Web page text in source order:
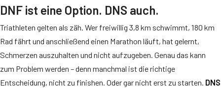
DNF ist eine Option. DNS auch.
Triathleten gelten als zäh. Wer freiwillig 3,8 km schwimmt, 180 km
Rad fährt und anschließend einen Marathon läuft, hat gelernt,
Schmerzen auszuhalten und nicht aufzugeben. Genau das kann
zum Problem werden – denn manchmal ist die richtige
Entscheidung, nicht zu finishen. Oder gar nicht erst zu starten. DNS